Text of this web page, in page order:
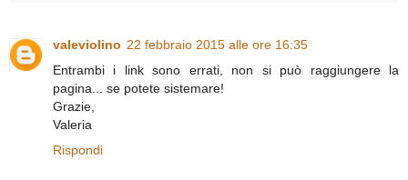
valeviolino 22 febbraio 2015 alle ore 16:35
Entrambi i link sono errati, non si può raggiungere la
pagina... se potete sistemare!
Grazie,
Valeria
Rispondi